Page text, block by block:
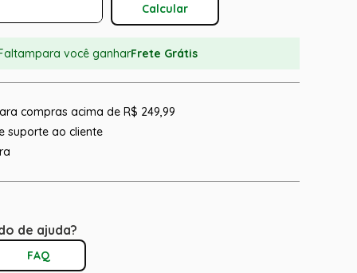
Calcular O Frete
para você ganharFrete Grátis
compras acima de R$ 249,99
suporte ao cliente
de ajuda?
FAQ